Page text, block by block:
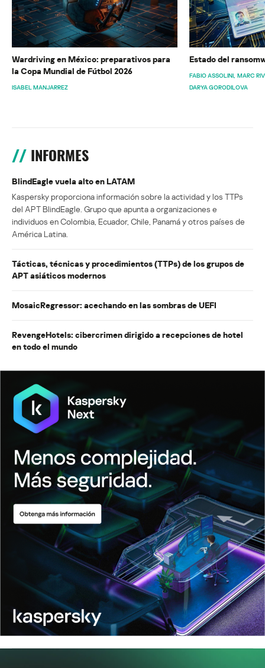
Wardriving en México: preparativos para
la Copa Mundial de Fútbol 2026
ISABEL MANJARREZ
Estado del
FABIO ASSOLINI MARC
DARYA GORODILOVA
INFORMES
BlindEagle vuela alto en LATAM
Kaspersky proporciona información sobre la actividad y los TTPs
del APT BlindEagle. Grupo que apunta a organizaciones e
individuos en Colombia, Ecuador, Chile, Panamá y otros países de
América Latina.
Tácticas, técnicas y procedimientos (TTPs) de los grupos de
APT asiáticos modernos
MosaicRegressor: acechando en las sombras de UEFI
RevengeHotels: cibercrimen dirigido a recepciones de hotel
en todo el mundo